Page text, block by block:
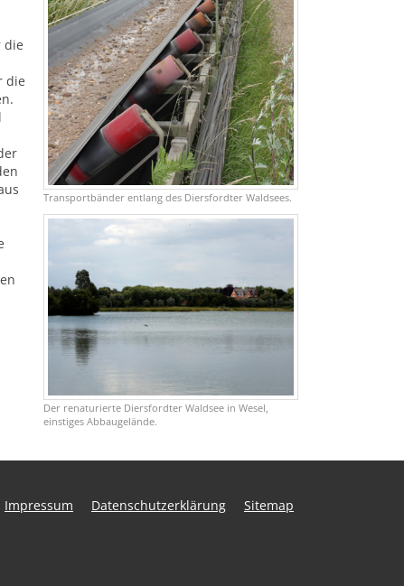
Transportbänder entlang des Diersfordter Waldsees.
Der renaturierte Diersfordter Waldsee in Wesel,
einstiges Abbaugelände.
die
die
Impressum Datenschutzerklärung Sitemap